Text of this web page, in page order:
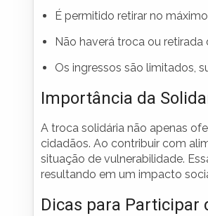
É permitido retirar no
Não haverá troca ou
Os ingressos são limitados,
Importância da
A troca solidária não apenas
cidadãos. Ao contribuir com
situação de vulnerabilidade.
resultando em um impacto
Dicas para Participar